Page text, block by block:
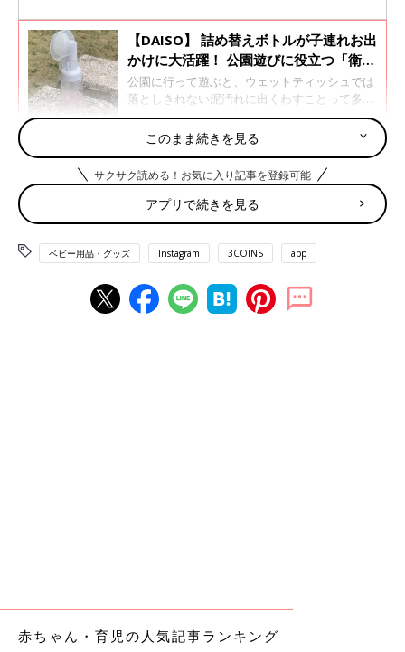
【DAISO】 詰め替えボトルが子連れお出
かけに大活躍！ 公園遊びに役立つ「衛生
グッズ」
公園に行って遊ぶと、ウェットティッシュでは
落としきれない泥汚れに出くわすことって多い
ですよね。泥汚れの手を清潔にしてから、お菓
子を食べさせたい…そんな悩みをかかえるマ
マ・パパも少なくないはず。 そんな時に持って
いたいのが、DAISOの「泡ポンプボトル」、税
込110円です。詳しくご紹介します。
3COINS「アイスポッター2個セット」税込み330円
このまま続きを見る
サクサク読める！お気に入り記事を登録可能
アプリで続きを見る
ベビー用品・グッズ Instagram 3COINS app
赤ちゃん・育児の人気記事ランキング